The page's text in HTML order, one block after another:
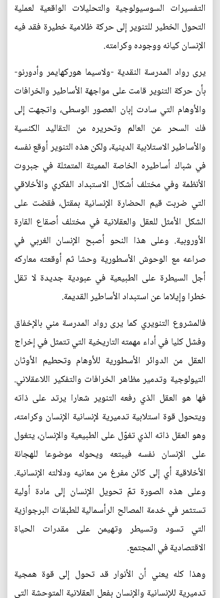
التفسيرات السوسيولوجية والتحليلات الواقعية لعملية
التحول الخطير للتنوير إلى حركة ظلامية خطيرة فقد فيه
الإنسان كيانه ووجوده وكرامته.
يرى رواد المدرسة النقدية -ولاسيما هوركهايمر وأدورنو-
بأن حركة التنوير قامت على مواجهة الأساطير والخرافات
والأوهام التي سادت إبان العصور الوسطى، واتجهت إلى
فك السحر عن العالم وتحريره من التقاليد الكنسية
والأساطير الاستلابية الدينية، ولكن هذه التنوير أوقع نفسه
في شباك أساطيره الخاصة المميتة المتمثلة في جبروت
الأنظمة وفي مختلف أشكال الاستبداد الفكري والأخلاقي
التي ضربت قيم الحضارة الإنسانية بمقتل، فقضت على
الشكل الأمثل للعقل والعقلانية في مختلف أصقاع القارة
الأوروبية. وعلى هذا النحو أصبح الإنسان الغربي في
صراعه مع الوحوش الأسطورية وحشا ثم أوقعته معاركه
أجل السيطرة على الطبيعية في عبودية جديدة لا تقل
خطرا وإيلاما عن استبداد الأساطير القديمة.
فالمشروع التنويري كما يرى رواد المدرسة مني بالإخفاق
وفشل كليا في أداء مهمته التاريخية التي تتمثل في إخراج
العقل من الدوائر الأسطورية للأوهام وتحطيم الأوثان
التيولوجية وتدمير مظاهر الخرافات والتفكير اللاعقلاني.
فها هو العقل الذي رفعه التنوير شعارا يرتد على ذاته
ويتحول قوة استلابية تدميرية لإنسانية الإنسان وكرامته،
وهو العقل ذاته الذي تغوّل على الطبيعية والإنسان، يتغول
على الإنسان نفسه فيبتعه ويحوله موضوعا للهجانة
الأخلاقية أي إلى كائن مفرغ من معانيه ودلالته الإنسانية.
وعلى هذه الصورة تمّ تحويل الإنسان إلى مادة أولية
تستثمر في خدمة المصالح الرأسمالية للطبقات البرجوازية
التي تسود وتسيطر وتهيمن على مقدرات الحياة
الاقتصادية في المجتمع.
وهذا كله يعني أن الأنوار قد تحول إلى قوة همجية
تدميرية للإنسانية والإنسان بفعل العقلانية المتوحشة التي